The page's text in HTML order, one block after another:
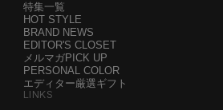
特集一覧
HOT STYLE
BRAND NEWS
EDITOR'S CLOSET
メルマガPICK UP
PERSONAL COLOR
エディター厳選ギフト
LINKS